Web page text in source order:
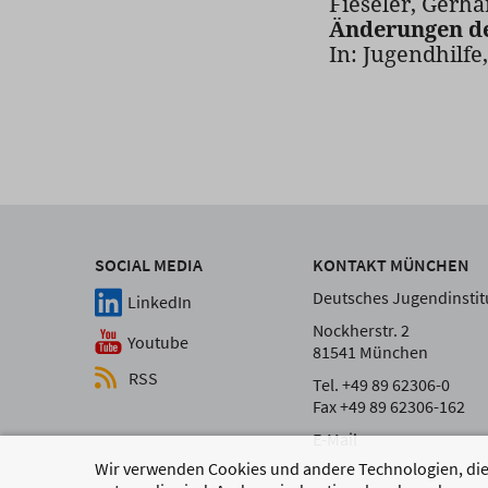
Wir verwenden Cookies und andere Technologien,
Änderungen
In: Jugendhilfe,
SOCIAL MEDIA
LinkedIn
Youtube
RSS
KONTAKT MÜNCHEN
Deutsches
Nockherstr. 2
81541 München
Tel. +49 89 62306-0
Fax +49 89 62306-162
E-Mail